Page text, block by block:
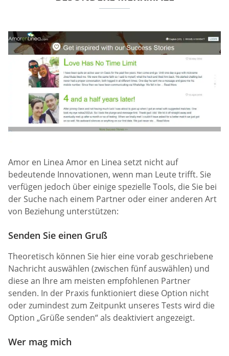
Amor en Linea Amor en Linea setzt nicht auf
bedeutende Innovationen, wenn man Leute trifft. Sie
verfügen jedoch über einige spezielle Tools, die Sie bei
der Suche nach einem Partner oder einer anderen Art
von Beziehung unterstützen:
Senden Sie einen Gruß
Theoretisch können Sie hier eine vorab geschriebene
Nachricht auswählen (zwischen fünf auswählen) und
diese an Ihre am meisten empfohlenen Partner
senden. In der Praxis funktioniert diese Option nicht
oder zumindest zum Zeitpunkt unseres Tests wird die
Option „Grüße senden“ als deaktiviert angezeigt.
Wer mag mich